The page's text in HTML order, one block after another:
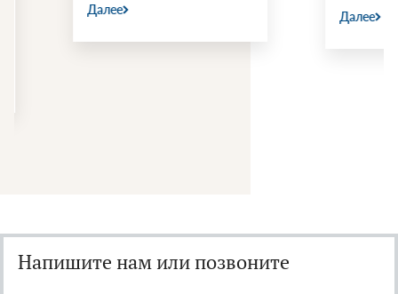
Напишите нам или позвоните